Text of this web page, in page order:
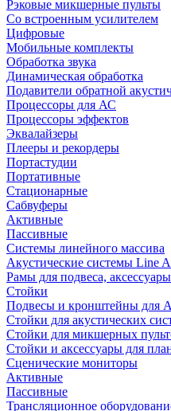
Рэковые микшерные пульты
Со встроенным усилителем
Цифровые
Мобильные комплекты
Обработка звука
Динамическая обработка
Подавители обратной
Процессоры для АС
Процессоры эффектов
Эквалайзеры
Плееры и рекордеры
Портастудии
Портативные
Стационарные
Сабвуферы
Активные
Пассивные
Системы линейного массива
Акустические системы Line
Рамы для подвеса, аксессуары
Стойки
Подвесы и кронштейны для
Стойки для акустических
Стойки для микшерных
Стойки и аксессуары для
Сценические мониторы
Активные
Пассивные
Трансляционное